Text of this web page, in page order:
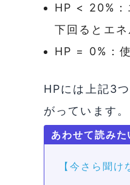
HP < 20%：
下回るとエ
HP = 0%：
HPには上記3
がっています。
【今さら聞